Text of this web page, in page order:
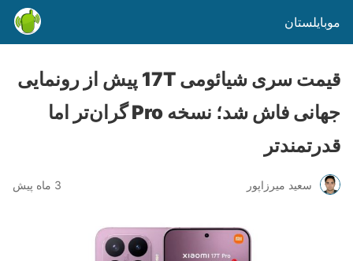
موبایلستان
قیمت سری شیائومی 17T پیش از رونمایی
جهانی فاش شد؛ نسخه Pro گران‌تر اما
قدرتمندتر
سعید میرزاپور 3 ماه پیش